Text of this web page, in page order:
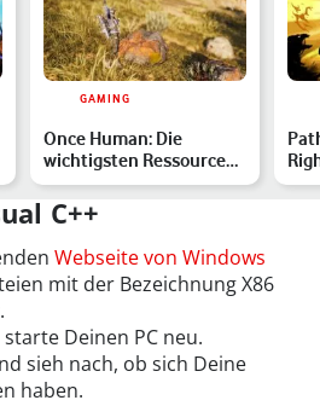
GAMING
Once Human: Die
wichtigsten Ressourcen
finden
C++
Webseite von Windows
mit der Bezeichnung X86
Deinen PC neu.
sieh nach, ob sich Deine
haben.